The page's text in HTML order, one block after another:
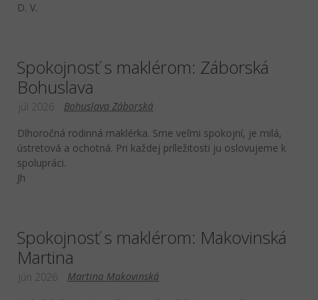
D. V.
Spokojnosť s maklérom: Záborská
Bohuslava
Bohuslava Záborská
júl 2026
Dlhoročná rodinná maklérka. Sme veľmi spokojní, je milá,
ústretová a ochotná. Pri každej príležitosti ju oslovujeme k
spolupráci.
Jh
Spokojnosť s maklérom: Makovinská
Martina
Martina Makovinská
jún 2026